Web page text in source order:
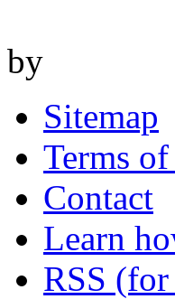
by
Sitemap
Terms of
Contact
Learn
RSS